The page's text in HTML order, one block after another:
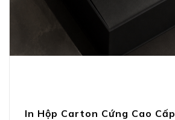
In Hộp Carton Cứng Cao Cấp